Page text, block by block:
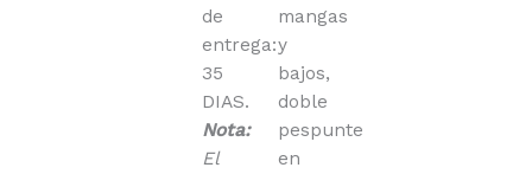
de
entrega:
35
DIAS.
Nota:
El
mangas
y
bajos,
doble
pespunte
en